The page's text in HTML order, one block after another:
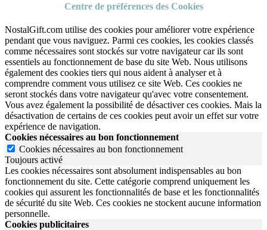
Centre de préférences des Cookies
NostalGift.com utilise des cookies pour améliorer votre expérience
pendant que vous naviguez. Parmi ces cookies, les cookies classés
comme nécessaires sont stockés sur votre navigateur car ils sont
essentiels au fonctionnement de base du site Web. Nous utilisons
également des cookies tiers qui nous aident à analyser et à
comprendre comment vous utilisez ce site Web. Ces cookies ne
seront stockés dans votre navigateur qu'avec votre consentement.
Vous avez également la possibilité de désactiver ces cookies. Mais la
désactivation de certains de ces cookies peut avoir un effet sur votre
expérience de navigation.
Cookies nécessaires au bon fonctionnement
Cookies nécessaires au bon fonctionnement
Toujours activé
Les cookies nécessaires sont absolument indispensables au bon
fonctionnement du site. Cette catégorie comprend uniquement les
cookies qui assurent les fonctionnalités de base et les fonctionnalités
de sécurité du site Web. Ces cookies ne stockent aucune information
personnelle.
Cookies publicitaires